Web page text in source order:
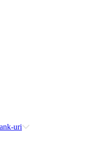
uri